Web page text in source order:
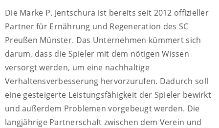
Die Marke P. Jentschura ist bereits seit 2012 offizieller
Partner für Ernährung und Regeneration des SC
Preußen Münster. Das Unternehmen kümmert sich
darum, dass die Spieler mit dem nötigen Wissen
versorgt werden, um eine nachhaltige
Verhaltensverbesserung hervorzurufen. Dadurch soll
eine gesteigerte Leistungsfähigkeit der Spieler bewirkt
und außerdem Problemen vorgebeugt werden. Die
langjährige Partnerschaft zwischen dem Verein und